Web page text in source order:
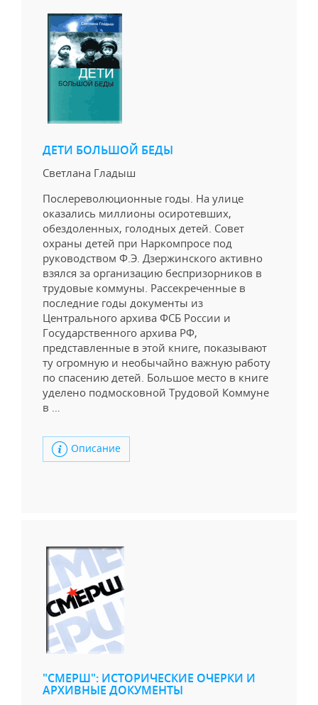
ДЕТИ БОЛЬШОЙ БЕДЫ
Светлана Гладыш
Послереволюционные годы. На улице
оказались миллионы осиротевших,
обездоленных, голодных детей. Совет
охраны детей при Наркомпросе под
руководством Ф.Э. Дзержинского активно
взялся за организацию беспризорников в
трудовые коммуны. Рассекреченные в
последние годы документы из
Центрального архива ФСБ России и
Государственного архива РФ,
представленные в этой книге, показывают
ту огромную и необычайно важную работу
по спасению детей. Большое место в книге
уделено подмосковной Трудовой Коммуне
в …
Описание
"СМЕРШ": ИСТОРИЧЕСКИЕ ОЧЕРКИ И
АРХИВНЫЕ ДОКУМЕНТЫ